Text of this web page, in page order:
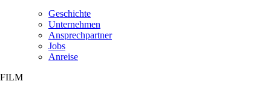
Geschichte
Unternehmen
Ansprechpartner
Jobs
Anreise
FILM